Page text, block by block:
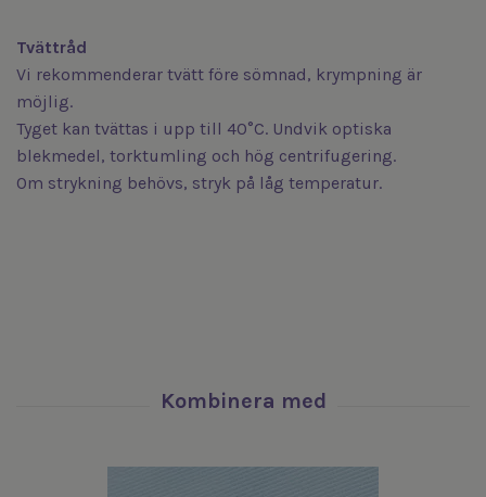
Tvättråd
Vi rekommenderar tvätt före sömnad, krympning är
möjlig.
Tyget kan tvättas i upp till 40°C. Undvik optiska
blekmedel, torktumling och hög centrifugering.
Om strykning behövs, stryk på låg temperatur.